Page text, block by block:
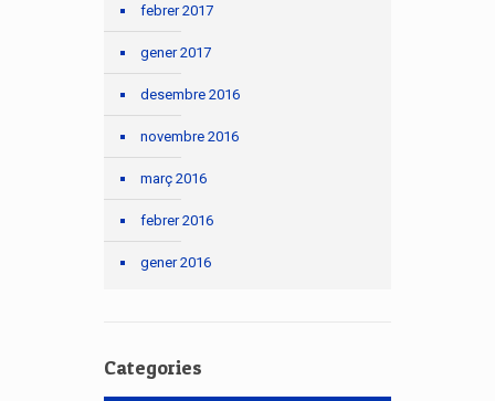
febrer 2017
gener 2017
desembre 2016
novembre 2016
març 2016
febrer 2016
gener 2016
Categories